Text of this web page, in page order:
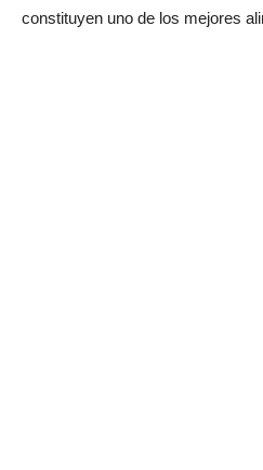
constituyen uno de los mejores